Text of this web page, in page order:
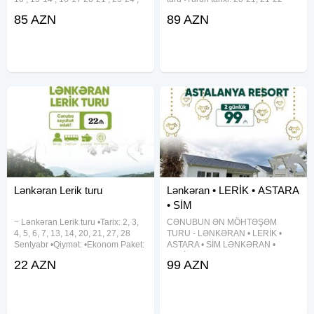
qiyməti: • 4* Mirvarim otel - 85 azn
85 AZN
paket: 99 Azn ~ Bayram süfrəsi
89 AZN
Lənkəran Lerik turu
~ Lənkəran Lerik turu •Tarix: 2, 3,
4, 5, 6, 7, 13, 14, 20, 21, 27, 28
Sentyabr •Qiymət: •Ekonom Paket:
✓Qiymətə daxildir: •Nəqliyyat
22 AZN
Lənkəran • LERİK • ASTARA
• SİM
CƏNUBUN ƏN MÖHTƏŞƏM
TURU - LƏNKƏRAN • LERİK •
ASTARA • SİM LƏNKƏRAN •
Qiymət: 99 AZN - Tarixlər: 23-24,
99 AZN